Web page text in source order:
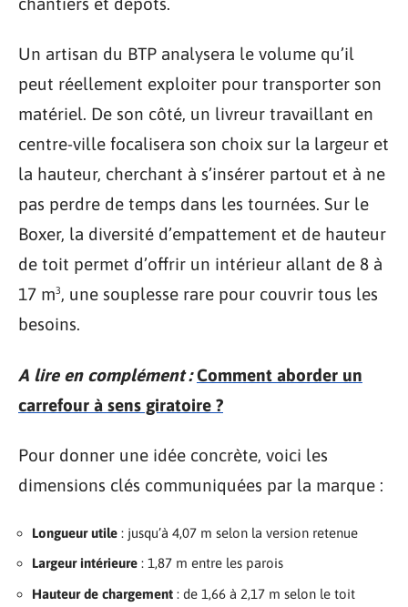
Un artisan du BTP analysera le volume qu’il
peut réellement exploiter pour transporter son
matériel. De son côté, un livreur travaillant en
centre-ville focalisera son choix sur la largeur et
la hauteur, cherchant à s’insérer partout et à ne
pas perdre de temps dans les tournées. Sur le
Boxer, la diversité d’empattement et de hauteur
de toit permet d’offrir un intérieur allant de 8 à
17 m³, une souplesse rare pour couvrir tous les
besoins.
A lire en complément : Comment aborder un
carrefour à sens giratoire ?
Pour donner une idée concrète, voici les
dimensions clés communiquées par la marque :
Longueur utile : jusqu’à 4,07 m selon la version retenue
Largeur intérieure : 1,87 m entre les parois
Hauteur de chargement : de 1,66 à 2,17 m selon le toit